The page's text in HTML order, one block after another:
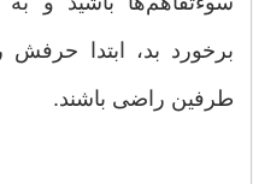
برخورد بد، ابتدا حرفش
طرفین راضی باشند.